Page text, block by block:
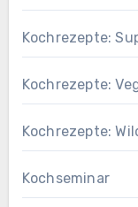
Kochrezepte:
Kochrezepte:
Kochrezepte:
Kochseminar